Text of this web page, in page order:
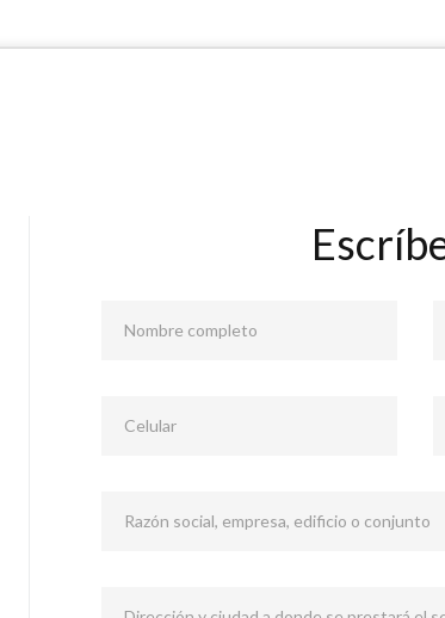
Nombre completo
Celular
Razón social, empresa, edificio o conjunto